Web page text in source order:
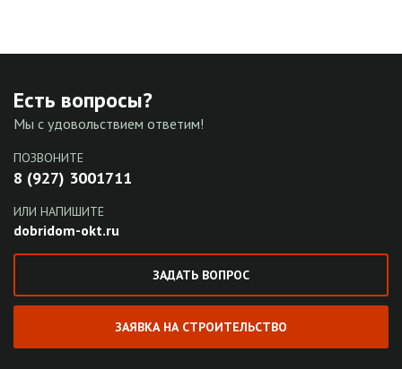
Есть вопросы?
Мы с удовольствием ответим!
ПОЗВОНИТЕ
8 (927) 3001711
ИЛИ НАПИШИТЕ
dobridom-okt.ru
ЗАДАТЬ ВОПРОС
ЗАЯВКА НА СТРОИТЕЛЬСТВО